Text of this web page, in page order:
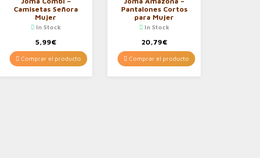
Camisetas Señora
Mujer
In Stock
5,99€
Comprar el producto
Pantalones Cortos
para Mujer
In Stock
20,79€
Comprar el producto